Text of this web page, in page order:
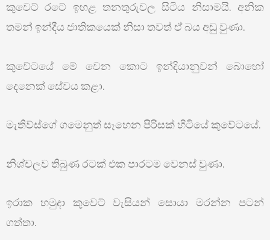
කුවෙට් රටේ ඉහළ තනතුරුවල සිටිය නිසාමයි. අනික
තමන් ඉන්දීය ජාතිකයෙක් නිසා තවත් ඒ බය අඩු වුණා.
කුවේටයේ මේ වෙන කොට ඉන්දියානුවන් බොහෝ
දෙනෙක් සේවය කළා.
මැතිව්ස්ගේ ගමෙනුත් සෑහෙන පිරිසක් හිටියේ කුවේටයේ.
නිශ්චලව තිබුණ රටක් එක පාරටම වෙනස් වුණා.
ඉරාක හමුදා කුවෙට් වැසියන් සොයා මරන්න පටන්
ගත්තා.